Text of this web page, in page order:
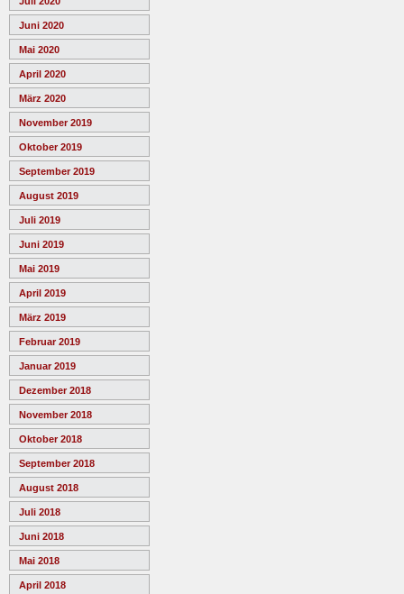
Juni 2020
Mai 2020
April 2020
März 2020
November 2019
Oktober 2019
September 2019
August 2019
Juli 2019
Juni 2019
Mai 2019
April 2019
März 2019
Februar 2019
Januar 2019
Dezember 2018
November 2018
Oktober 2018
September 2018
August 2018
Juli 2018
Juni 2018
Mai 2018
April 2018